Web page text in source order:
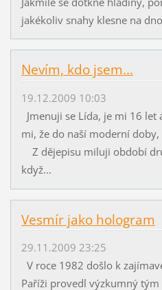
jakékoliv snahy klesne na
Nevím, kdo jsem...
19.12.2009 10:03
Jmenuji se Lída, je mi 16
mi, že do naší moderní
Z dějepisu miluji období
když...
Vesmír jako hologram
29.11.2009 23:25
V roce 1982 došlo k
Paříži provedl výzkumný